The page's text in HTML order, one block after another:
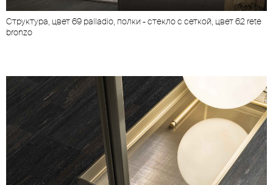
Структура, цвет 69 palladio, полки - стекло с сеткой, цвет 62 rete
bronzo